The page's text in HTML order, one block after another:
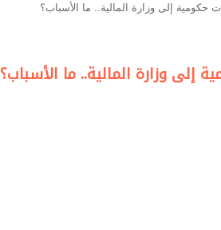
حكومية إلى وزارة المالية.. ما الأسباب؟
إلى وزارة المالية.. ما الأسباب؟